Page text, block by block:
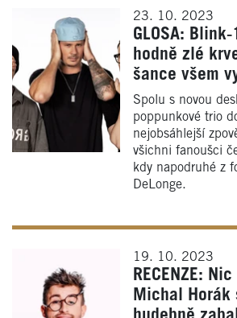
23. 10. 2023
GLOSA:
hodně zlé
šance všem
Spolu s novou
poppunkové trio
nejobsáhlejší
všichni fanoušci
kdy napodruhé z
DeLonge.
19. 10. 2023
RECENZE:
Michal Horák